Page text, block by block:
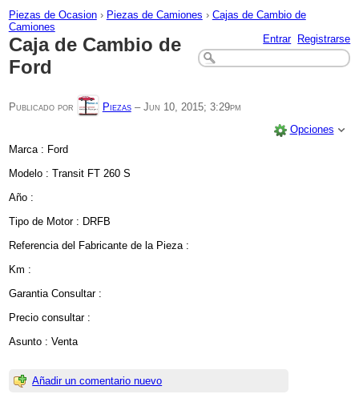
Piezas de Ocasion › Piezas de Camiones › Cajas de Cambio de
Camiones
Entrar
Registrarse
Caja de Cambio de
Ford
Publicado por Piezas– Jun 10, 2015; 3:29pm
Opciones
Marca : Ford
Modelo : Transit FT 260 S
Año :
Tipo de Motor : DRFB
Referencia del Fabricante de la Pieza :
Km :
Garantia Consultar :
Precio consultar :
Asunto : Venta
Añadir un comentario nuevo